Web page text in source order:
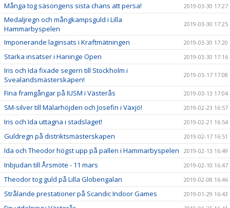
Många tog säsongens sista chans att persa! 2019-03-30 17:27
Medaljregn och mångkampsguld i Lilla
Hammarbyspelen
2019-03-30 17:25
Imponerande laginsats i Kraftmätningen 2019-03-30 17:20
Starka insatser i Haninge Open 2019-03-30 17:16
Iris och Ida fixade segern till Stockholm i
Svealandsmästerskapen!
2019-03-17 17:08
Fina framgångar på IUSM i Västerås 2019-03-13 17:04
SM-silver till Mälarhöjden och Josefin i Växjö! 2019-02-23 16:57
Iris och Ida uttagna i stadslaget! 2019-02-21 16:54
Guldregn på distriktsmästerskapen 2019-02-17 16:51
Ida och Theodor högst upp på pallen i Hammarbyspelen 2019-02-13 16:49
Inbjudan till Årsmöte - 11 mars 2019-02-10 16:47
Theodor tog guld på Lilla Globengalan 2019-02-08 16:46
Strålande prestationer på Scandic Indoor Games 2019-01-29 16:43